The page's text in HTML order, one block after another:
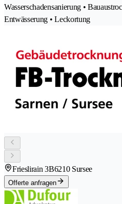
Wasserschadensanierung •
Entwässerung • Leckortung
Frieslirain 3B6210 Sursee
Offerte anfragen